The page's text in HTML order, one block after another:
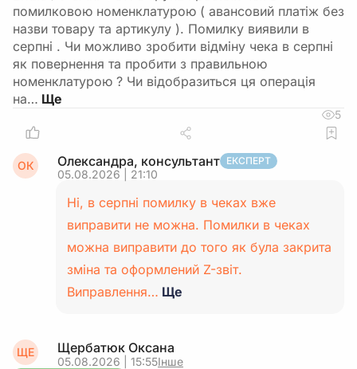
помилковою номенклатурою ( авансовий платіж без
назви товару та артикулу ). Помилку виявили в
серпні . Чи можливо зробити відміну чека в серпні
як повернення та пробити з правильною
номенклатурою ? Чи відобразиться ця операція
на…
5
ОК Олександра, консультант ЕКСПЕРТ
05.08.2026 | 21:10
Ні, в серпні помилку в чеках вже
виправити не можна. Помилки в чеках
можна виправити до того як була закрита
зміна та оформлений Z-звіт.
Виправлення… Ще
ЩЕ Щербатюк Оксана
05.08.2026 | 15:55Інше